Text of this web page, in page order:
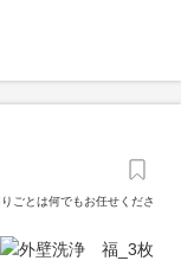
ごとは何でもお任せくださ